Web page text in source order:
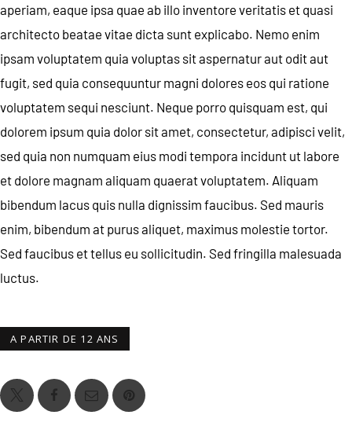
aperiam, eaque ipsa quae ab illo inventore veritatis et quasi
architecto beatae vitae dicta sunt explicabo. Nemo enim
ipsam voluptatem quia voluptas sit aspernatur aut odit aut
fugit, sed quia consequuntur magni dolores eos qui ratione
voluptatem sequi nesciunt. Neque porro quisquam est, qui
dolorem ipsum quia dolor sit amet, consectetur, adipisci velit,
sed quia non numquam eius modi tempora incidunt ut labore
et dolore magnam aliquam quaerat voluptatem. Aliquam
bibendum lacus quis nulla dignissim faucibus. Sed mauris
enim, bibendum at purus aliquet, maximus molestie tortor.
Sed faucibus et tellus eu sollicitudin. Sed fringilla malesuada
luctus.
A PARTIR DE 12 ANS